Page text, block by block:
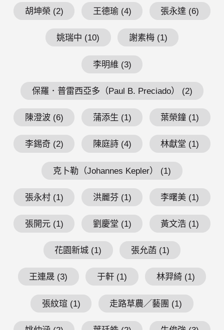
胡坤榮 (2) 王德瑜 (4) 張永達 (6)
姚瑞中 (10) 謝素梅 (1)
李明維 (3)
保羅．普雷西亞多（Paul B. Preciado） (2)
陳澄波 (6) 蒲添生 (1) 葉榮鐘 (1)
李錫奇 (2) 陳庭詩 (4) 林獻堂 (1)
克卜勒（Johannes Kepler） (1)
張永村 (1) 洪麗芬 (1) 李曙美 (1)
張開元 (1) 劉慶堂 (1) 黃文浩 (1)
花園新城 (1) 張允菡 (1)
王連晟 (3) 于軒 (1) 林羿綺 (1)
張紋瑄 (1) 走路草農／藝團 (1)